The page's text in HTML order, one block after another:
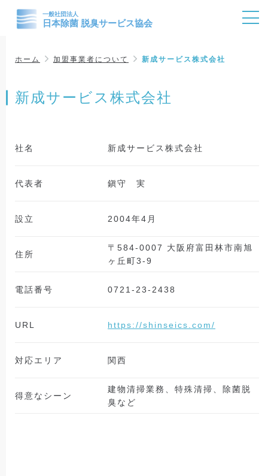
ホーム 加盟事業者について 新成サービス株式会社
新成サービス株式会社
社名 新成サービス株式会社
代表者 鎭守 実
設立 2004年4月
住所
〒584-0007 大阪府富田林市南旭
ヶ丘町3-9
電話番号 0721-23-2438
URL https://shinseics.com/
対応エリア 関西
得意なシーン
建物清掃業務、特殊清掃、除菌脱
臭など